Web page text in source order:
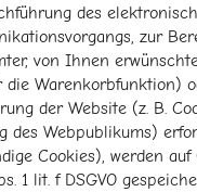
des
zur
von Ihnen
die Warenkorbfunktion)
der Website (z. B.
des Webpublikums)
Cookies), werden auf
1 lit. f DSGVO